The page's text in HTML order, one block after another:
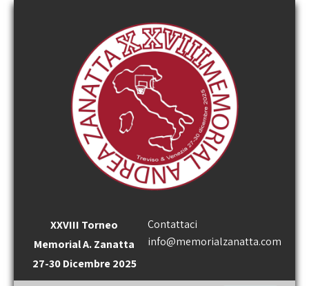
XXVIII Torneo
Memorial A. Zanatta
27-30 Dicembre 2025
Contattaci
info@memorialzanatta.com